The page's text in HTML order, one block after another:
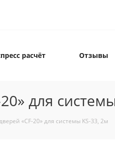
расчёт Отзывы
для
«CF-20» для системы KS-33, 2м